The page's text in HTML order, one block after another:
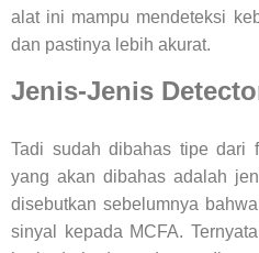
alat ini mampu mendeteksi
dan pastinya lebih akurat.
Jenis-Jenis
Tadi sudah dibahas tipe dari
yang akan dibahas adalah
disebutkan sebelumnya
sinyal kepada MCFA.